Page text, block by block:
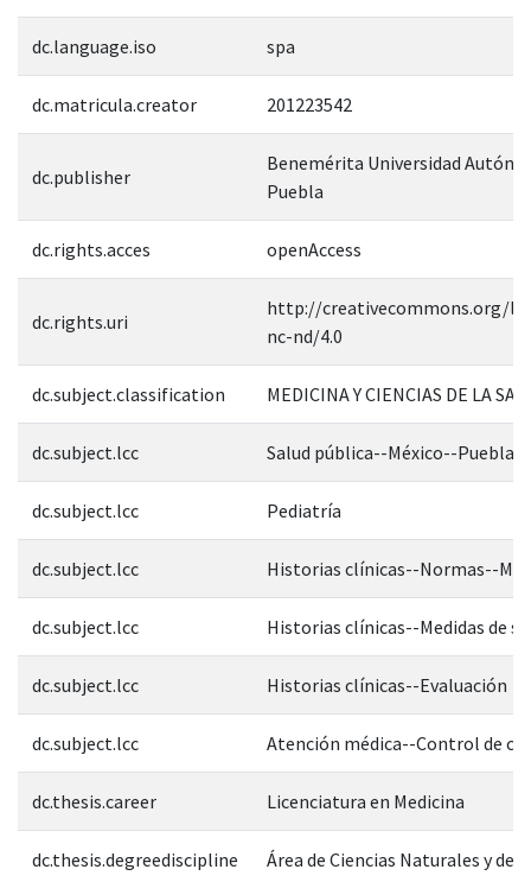
dc.language.iso spa
dc.matricula.creator 201223542
dc.publisher
Benemérita Universidad
Puebla
dc.rights.acces openAccess
dc.rights.uri
http://creativecommons.org/
nc-nd/4.0
dc.subject.classification MEDICINA Y CIENCIAS DE LA
dc.subject.lcc Salud pública--México--Puebla
dc.subject.lcc Pediatría
dc.subject.lcc Historias clínicas--Normas--
dc.subject.lcc Historias clínicas--Medidas de
dc.subject.lcc Historias clínicas--Evaluación
dc.subject.lcc Atención médica--Control de
dc.thesis.career Licenciatura en Medicina
dc.thesis.degreediscipline Área de Ciencias Naturales y de